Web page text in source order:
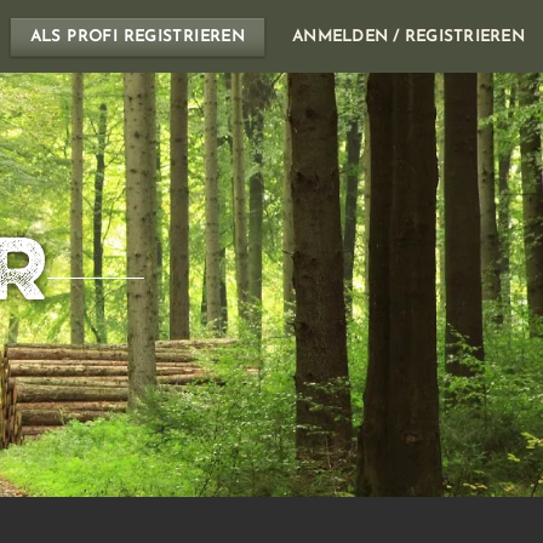
ALS PROFI REGISTRIEREN ANMELDEN / REGISTRIEREN